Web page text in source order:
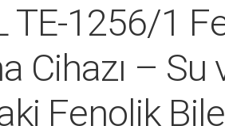
TE-1256/1
Cihazı – Su
Fenolik